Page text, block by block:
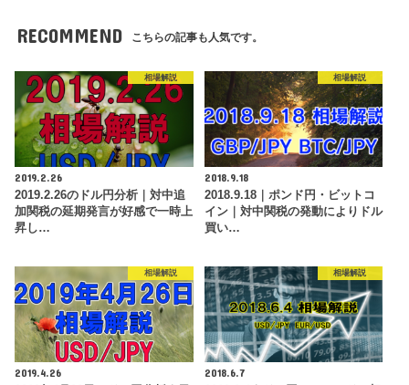
RECOMMEND こちらの記事も人気です。
相場解説
2019.2.26
2019.2.26のドル円分析｜対中追
加関税の延期発言が好感で一時上
昇し…
相場解説
2018.9.18
2018.9.18｜ポンド円・ビットコ
イン｜対中関税の発動によりドル
買い…
相場解説
2019.4.26
相場解説
2018.6.7